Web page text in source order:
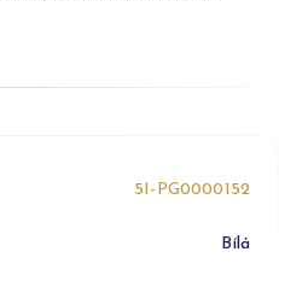
5I-PG0000152
Bílá